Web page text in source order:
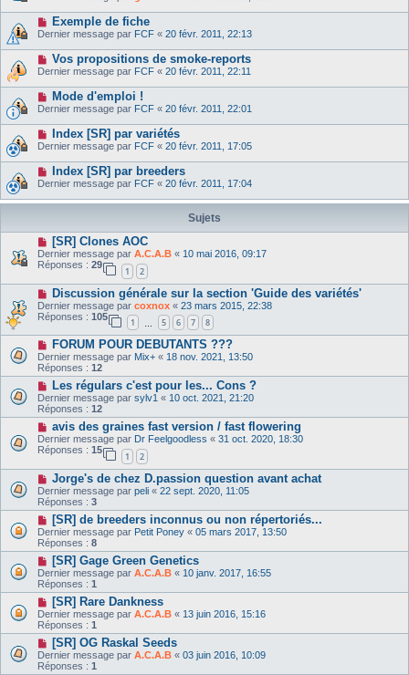
Exemple de fiche
Dernier message par FCF « 20 févr. 2011, 22:13
Vos propositions de smoke-reports
Dernier message par FCF « 20 févr. 2011, 22:11
Mode d'emploi !
Dernier message par FCF « 20 févr. 2011, 22:01
Index [SR] par variétés
Dernier message par FCF « 20 févr. 2011, 17:05
Index [SR] par breeders
Dernier message par FCF « 20 févr. 2011, 17:04
Sujets
[SR] Clones AOC
Dernier message par A.C.A.B « 10 mai 2016, 09:17
Réponses : 29
1 2
Discussion générale sur la section 'Guide des variétés'
Dernier message par coxnox « 23 mars 2015, 22:38
Réponses : 105
1 5 6 7 8
FORUM POUR DEBUTANTS ???
Dernier message par Mix+ « 18 nov. 2021, 13:50
Réponses : 12
Les régulars c'est pour les... Cons ?
Dernier message par sylv1 « 10 oct. 2021, 21:20
Réponses : 12
avis des graines fast version / fast flowering
Dernier message par Dr Feelgoodless « 31 oct. 2020, 18:30
Réponses : 15
1 2
Jorge's de chez D.passion question avant achat
Dernier message par peli « 22 sept. 2020, 11:05
Réponses : 3
[SR] de breeders inconnus ou non répertoriés...
Dernier message par Petit Poney « 05 mars 2017, 13:50
Réponses : 8
[SR] Gage Green Genetics
Dernier message par A.C.A.B « 10 janv. 2017, 16:55
Réponses : 1
[SR] Rare Dankness
Dernier message par A.C.A.B « 13 juin 2016, 15:16
Réponses : 1
[SR] OG Raskal Seeds
Dernier message par A.C.A.B « 03 juin 2016, 10:09
Réponses : 1